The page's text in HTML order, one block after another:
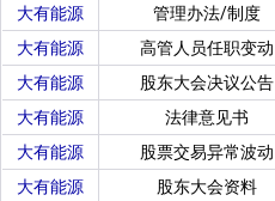
大有能源
管理办法/制度
大有能源
高管人员任职变动
大有能源
股东大会决议公告
大有能源
法律意见书
大有能源
股票交易异常波动
大有能源
股东大会资料